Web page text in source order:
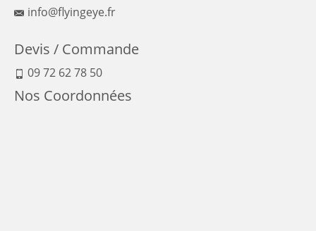
info@flyingeye.fr
Devis / Commande
09 72 62 78 50
Nos Coordonnées